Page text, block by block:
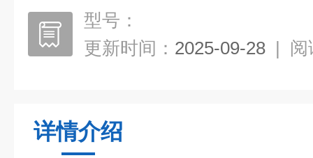
型号：
更新时间： 2025-09-28 | 阅
详情介绍